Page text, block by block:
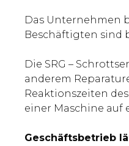
Das Unternehmen
Beschäftigten sind
Die SRG –
anderem
Reaktionszeiten
einer Maschine auf
Geschäftsbetrieb